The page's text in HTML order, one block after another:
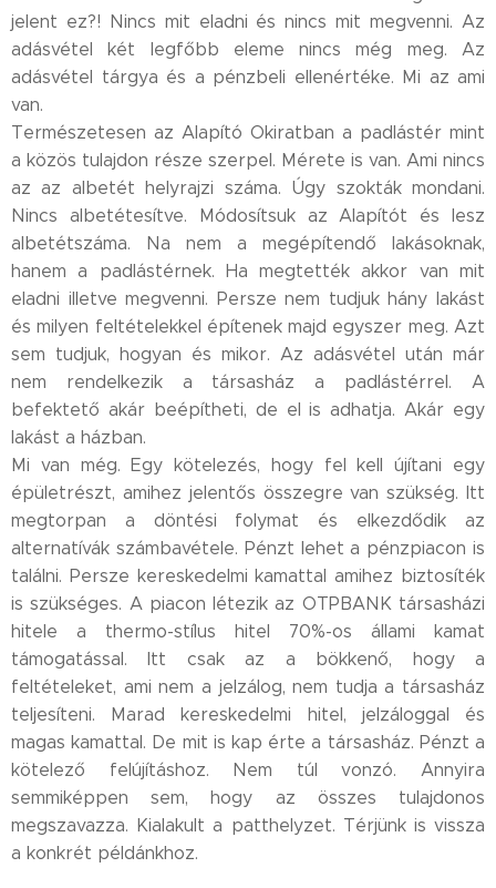
jelent ez?! Nincs mit eladni és nincs mit megvenni. Az
adásvétel két legfőbb eleme nincs még meg. Az
adásvétel tárgya és a pénzbeli ellenértéke. Mi az ami
van.
Természetesen az Alapító Okiratban a padlástér mint
a közös tulajdon része szerpel. Mérete is van. Ami nincs
az az albetét helyrajzi száma. Úgy szokták mondani.
Nincs albetétesítve. Módosítsuk az Alapítót és lesz
albetétszáma. Na nem a megépítendő lakásoknak,
hanem a padlástérnek. Ha megtették akkor van mit
eladni illetve megvenni. Persze nem tudjuk hány lakást
és milyen feltételekkel építenek majd egyszer meg. Azt
sem tudjuk, hogyan és mikor. Az adásvétel után már
nem rendelkezik a társasház a padlástérrel. A
befektető akár beépítheti, de el is adhatja. Akár egy
lakást a házban.
Mi van még. Egy kötelezés, hogy fel kell újítani egy
épületrészt, amihez jelentős összegre van szükség. Itt
megtorpan a döntési folymat és elkezdődik az
alternatívák számbavétele. Pénzt lehet a pénzpiacon is
találni. Persze kereskedelmi kamattal amihez biztosíték
is szükséges. A piacon létezik az OTPBANK társasházi
hitele a thermo-stílus hitel 70%-os állami kamat
támogatással. Itt csak az a bökkenő, hogy a
feltételeket, ami nem a jelzálog, nem tudja a társasház
teljesíteni. Marad kereskedelmi hitel, jelzáloggal és
magas kamattal. De mit is kap érte a társasház. Pénzt a
kötelező felújításhoz. Nem túl vonzó. Annyira
semmiképpen sem, hogy az összes tulajdonos
megszavazza. Kialakult a patthelyzet. Térjünk is vissza
a konkrét példánkhoz.